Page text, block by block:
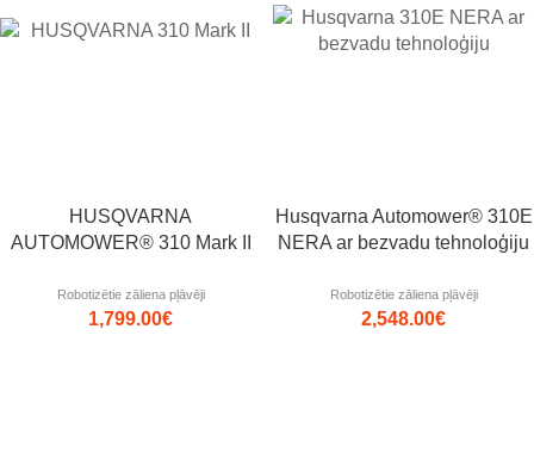
HUSQVARNA
AUTOMOWER® 310 Mark II
Robotizētie zāliena pļāvēji
1,799.00€
Husqvarna Automower® 310E
NERA ar bezvadu tehnoloģiju
Robotizētie zāliena pļāvēji
2,548.00€